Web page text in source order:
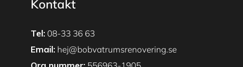
Kontakt
Tel: 08-33 36 63
Email: hej@bobvatrumsrenovering.se